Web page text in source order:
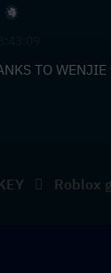
TO
Roblox